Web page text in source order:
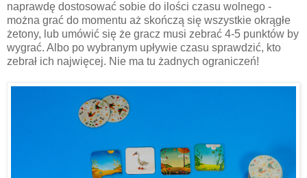
naprawdę dostosować sobie do ilości czasu wolnego -
można grać do momentu aż skończą się wszystkie okrągłe
żetony, lub umówić się że gracz musi zebrać 4-5 punktów by
wygrać. Albo po wybranym upływie czasu sprawdzić, kto
zebrał ich najwięcej. Nie ma tu żadnych ograniczeń!